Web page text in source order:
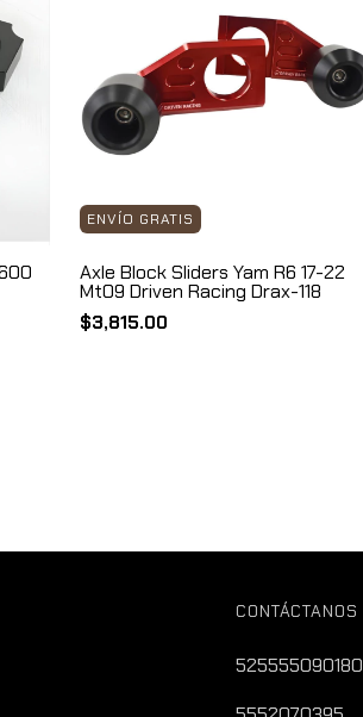
ENVÍO GRATIS
Axle Block Sliders Yam R6 17-22
Mt09 Driven Racing Drax-118
$3,815.00
CONTÁCTANOS
525555090180